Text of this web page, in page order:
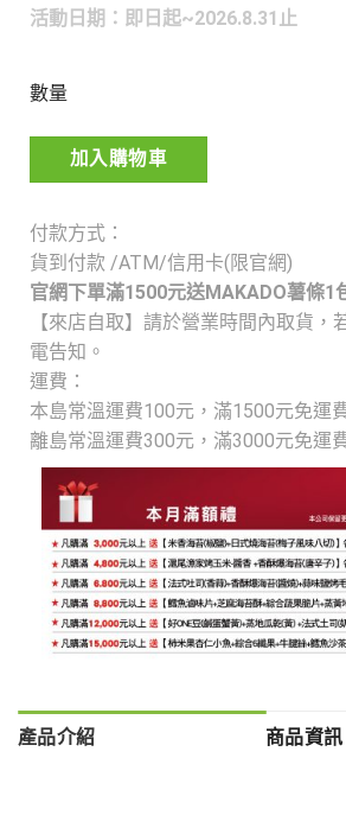
活動日期：即日起~2026.8.31止
數量
加入購物車
付款方式：
貨到付款 /ATM/信用卡(限官網)
官網下單滿1500元送MAKADO薯條1
【來店自取】請於營業時間內取貨，
電告知。
運費：
本島常溫運費100元， 滿1500元免運
離島常溫運費300元， 滿3000元免運
產品介紹 商品資訊